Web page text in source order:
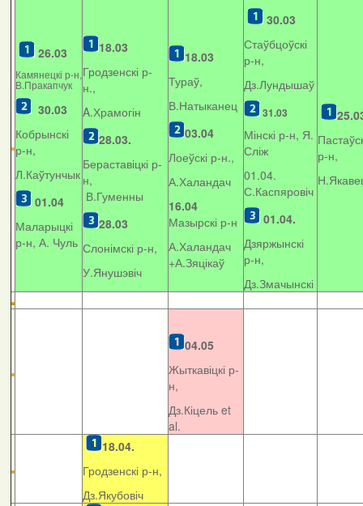
26.03
Камянецкі р-н,
В.Пракапчук
30.03
Кобрынскі
р-н,
Л.Каўтунчык
01.04
Маларыцкі
р-н, А. Чуль
18.03
Гродзенскі р-
н.,
A.Храмогін
28.03.
Бераставіцкі р-
н,
В.Гуменны
28.03
Слонімскі р-н,
У.Янушэвіч
18.03
Тураў,
В.Натыканец
03.04
Лоеўскі р-н.,
А.Халандач
16.04
Мазырскі р-н
А.Халандач
+А.Зяцікаў
30.03
Стаўбцоўскі
р-н,
Дз.Лундышаў
31.03
Мінскі р-н, Я.
Сліж
01.04.
С.Каспяровіч
01.04.
Дзяржынскі
р-н,
Дз.Змачынскі
р-н,
04.05
Жыткавіцкі р-
н,
Дз.Кіцель et
al.
18.04.
Гродзенскі р-н,
Дз.Якубовіч